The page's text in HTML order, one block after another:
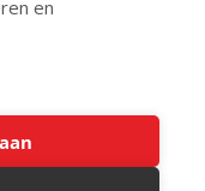
en
Op alle artikelen rust
.